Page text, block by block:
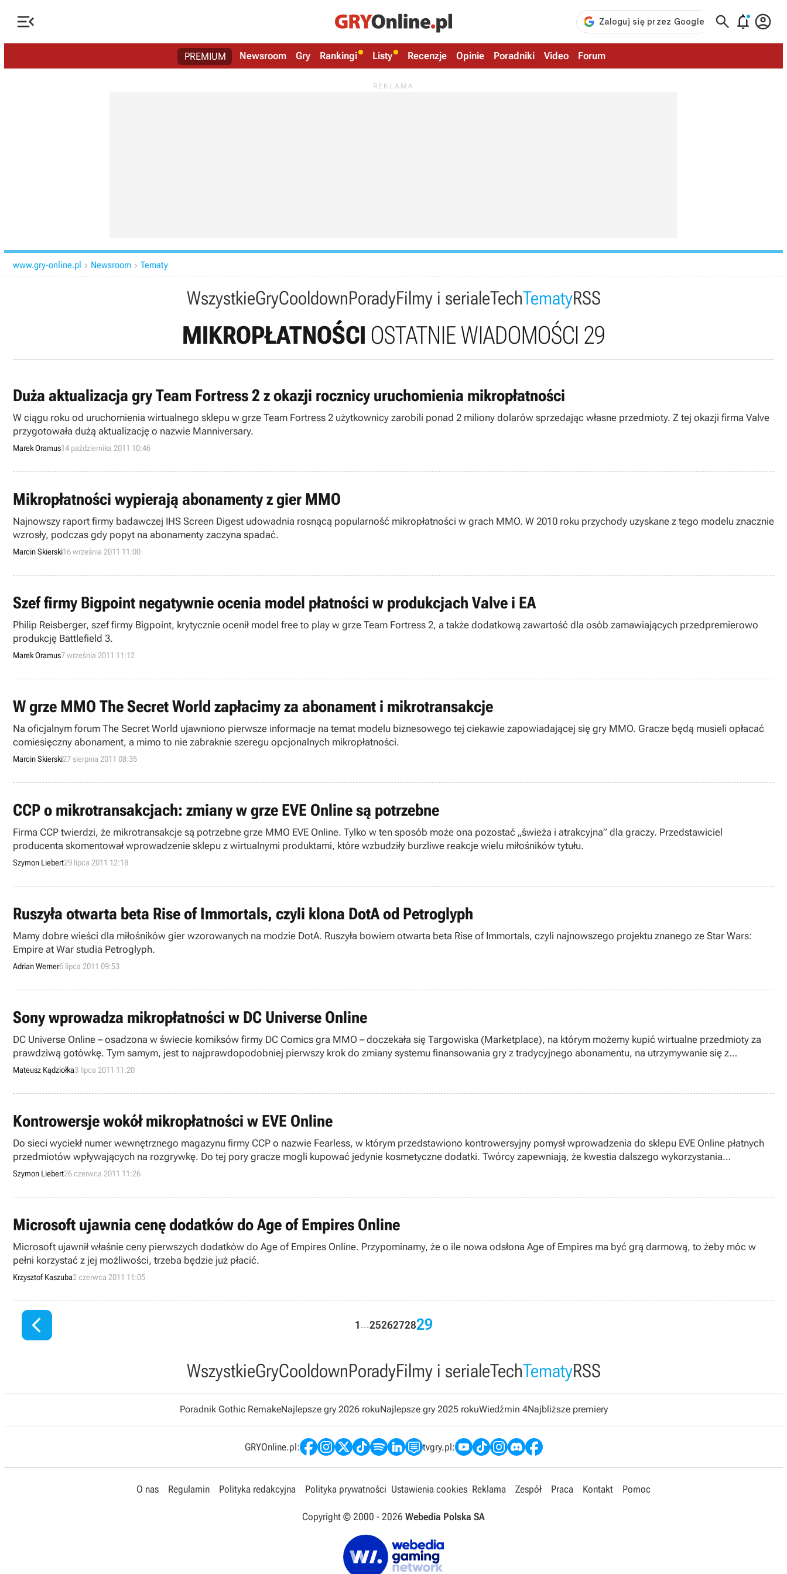
   
PREMIUM Newsroom Gry Rankingi Listy Recenzje Opinie Poradniki Video Forum
www.gry-online.pl  Newsroom  Tematy
WszystkieGryCooldownPoradyFilmy i serialeTechTematyRSS
MIKROPŁATNOŚCI OSTATNIE WIADOMOŚCI 29
Duża aktualizacja gry Team Fortress 2 z okazji rocznicy uruchomienia mikropłatności
W ciągu roku od uruchomienia wirtualnego sklepu w grze Team Fortress 2 użytkownicy zarobili ponad 2 miliony dolarów sprzedając własne przedmioty. Z tej okazji firma Valve
przygotowała dużą aktualizację o nazwie Manniversary.
Marek Oramus14 października 2011 10:46
Mikropłatności wypierają abonamenty z gier MMO
Najnowszy raport firmy badawczej IHS Screen Digest udowadnia rosnącą popularność mikropłatności w grach MMO. W 2010 roku przychody uzyskane z tego modelu znacznie
wzrosły, podczas gdy popyt na abonamenty zaczyna spadać.
Marcin Skierski16 września 2011 11:00
Szef firmy Bigpoint negatywnie ocenia model płatności w produkcjach Valve i EA
Philip Reisberger, szef firmy Bigpoint, krytycznie ocenił model free to play w grze Team Fortress 2, a także dodatkową zawartość dla osób zamawiających przedpremierowo
produkcję Battlefield 3.
Marek Oramus7 września 2011 11:12
W grze MMO The Secret World zapłacimy za abonament i mikrotransakcje
Na oficjalnym forum The Secret World ujawniono pierwsze informacje na temat modelu biznesowego tej ciekawie zapowiadającej się gry MMO. Gracze będą musieli opłacać
comiesięczny abonament, a mimo to nie zabraknie szeregu opcjonalnych mikropłatności.
Marcin Skierski27 sierpnia 2011 08:35
CCP o mikrotransakcjach: zmiany w grze EVE Online są potrzebne
Firma CCP twierdzi, że mikrotransakcje są potrzebne grze MMO EVE Online. Tylko w ten sposób może ona pozostać „świeża i atrakcyjna” dla graczy. Przedstawiciel
producenta skomentował wprowadzenie sklepu z wirtualnymi produktami, które wzbudziły burzliwe reakcje wielu miłośników tytułu.
Szymon Liebert29 lipca 2011 12:18
Ruszyła otwarta beta Rise of Immortals, czyli klona DotA od Petroglyph
Mamy dobre wieści dla miłośników gier wzorowanych na modzie DotA. Ruszyła bowiem otwarta beta Rise of Immortals, czyli najnowszego projektu znanego ze Star Wars:
Empire at War studia Petroglyph.
Adrian Werner6 lipca 2011 09:53
Sony wprowadza mikropłatności w DC Universe Online
DC Universe Online – osadzona w świecie komiksów firmy DC Comics gra MMO – doczekała się Targowiska (Marketplace), na którym możemy kupić wirtualne przedmioty za
prawdziwą gotówkę. Tym samym, jest to najprawdopodobniej pierwszy krok do zmiany systemu finansowania gry z tradycyjnego abonamentu, na utrzymywanie się z
mikropłatności.
Mateusz Kądziołka3 lipca 2011 11:20
Kontrowersje wokół mikropłatności w EVE Online
Do sieci wyciekł numer wewnętrznego magazynu firmy CCP o nazwie Fearless, w którym przedstawiono kontrowersyjny pomysł wprowadzenia do sklepu EVE Online płatnych
przedmiotów wpływających na rozgrywkę. Do tej pory gracze mogli kupować jedynie kosmetyczne dodatki. Twórcy zapewniają, że kwestia dalszego wykorzystania
mikropłatności jest wciąż w fazie planowania.
Szymon Liebert26 czerwca 2011 11:26
Microsoft ujawnia cenę dodatków do Age of Empires Online
Microsoft ujawnił właśnie ceny pierwszych dodatków do Age of Empires Online. Przypominamy, że o ile nowa odsłona Age of Empires ma być grą darmową, to żeby móc w
pełni korzystać z jej możliwości, trzeba będzie już płacić.
Krzysztof Kaszuba2 czerwca 2011 11:05
 1 ...2526272829
WszystkieGryCooldownPoradyFilmy i serialeTechTematyRSS
Poradnik Gothic RemakeNajlepsze gry 2026 rokuNajlepsze gry 2025 rokuWiedźmin 4Najbliższe premiery
GRYOnline.pl: tvgry.pl:
O nas Regulamin Polityka redakcyjna Polityka prywatności Ustawienia cookies Reklama Zespół Praca Kontakt Pomoc
Copyright © 2000 - 2026 Webedia Polska SA